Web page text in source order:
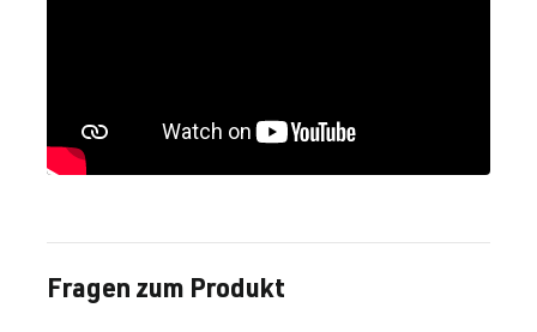
Fragen zum Produkt